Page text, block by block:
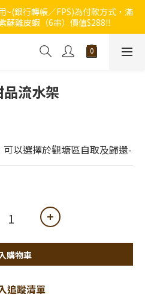
老友記會員‼️積分當錢洗‼️
~(銀行轉帳／FPS)為付款方式，滿
蘇雞皮蝦（6串）價值$288‼️
老友記會員‼️積分當錢洗‼️
流水架
以選擇於觀塘區自取及歸還-
購物車
追蹤清單